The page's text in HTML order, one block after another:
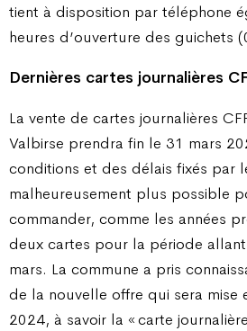
tient à disposition par téléphone
heures d’ouverture des guichets
Dernières cartes journalières
La vente de cartes journalières
Valbirse prendra fin le 31 mars
conditions et des délais fixés par
malheureusement plus possible
commander, comme les années
deux cartes pour la période
mars. La commune a pris
de la nouvelle offre qui sera mise
2024, à savoir la « carte